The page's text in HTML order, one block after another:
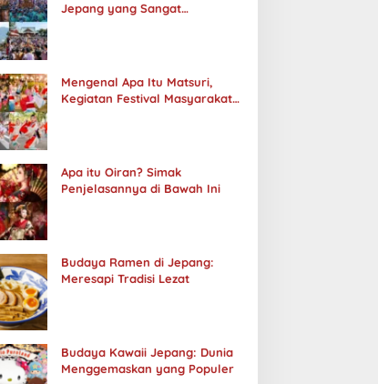
Jepang yang Sangat
Mengenal Apa Itu Matsuri,
Kegiatan Festival Masyarakat
Apa itu Oiran? Simak
Penjelasannya di Bawah Ini
Budaya Ramen di Jepang:
Meresapi Tradisi Lezat
Budaya Kawaii Jepang: Dunia
Menggemaskan yang Populer